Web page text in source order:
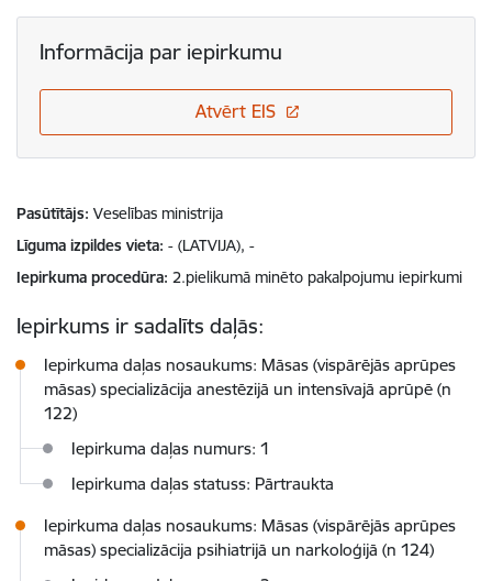
Informācija par iepirkumu
Atvērt EIS
Pasūtītājs Veselības ministrija
Līguma izpildes vieta - (LATVIJA), -
Iepirkuma procedūra 2.pielikumā minēto pakalpojumu iepirkumi
Iepirkums ir sadalīts daļās:
Iepirkuma daļas nosaukums: Māsas (vispārējās aprūpes
māsas) specializācija anestēzijā un intensīvajā aprūpē (n
122)
Iepirkuma daļas numurs: 1
Iepirkuma daļas statuss: Pārtraukta
Iepirkuma daļas nosaukums: Māsas (vispārējās aprūpes
māsas) specializācija psihiatrijā un narkoloģijā (n 124)